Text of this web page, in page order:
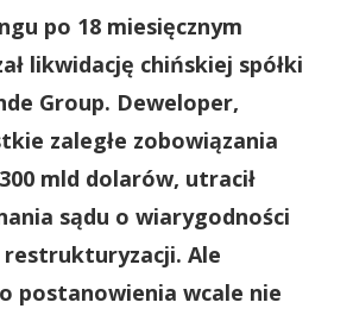
po 18 miesięcznym
likwidację chińskiej spółki
Group. Deweloper,
zaległe zobowiązania
mld dolarów, utracił
sądu o wiarygodności
Ale
postanowienia wcale nie